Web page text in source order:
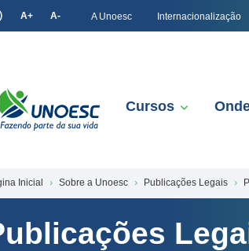
A+ A- A Unoesc Internacionalização
Cursos
Inicial Sobre a Unoesc Publicações Legais